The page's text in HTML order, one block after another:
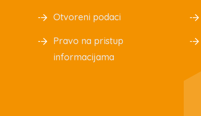
Otvoreni podaci
Pravo na pristup
informacijama